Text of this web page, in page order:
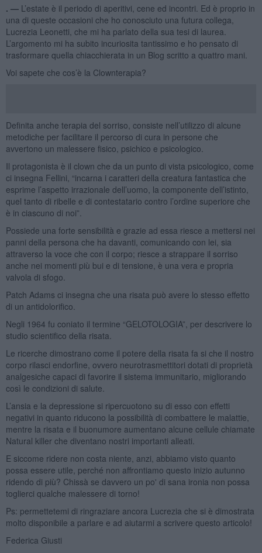
. — L’estate è il periodo di aperitivi, cene ed incontri. Ed è proprio in
una di queste occasioni che ho conosciuto una futura collega,
Lucrezia Leonetti, che mi ha parlato della sua tesi di laurea.
L’argomento mi ha subito incuriosita tantissimo e ho pensato di
trasformare quella chiacchierata in un Blog scritto a quattro mani.
Voi sapete che cos’è la Clownterapia?
Definita anche terapia del sorriso, consiste nell’utilizzo di alcune
metodiche per facilitare il percorso di cura in persone che
avvertono un malessere fisico, psichico e psicologico.
Il protagonista è il clown che da un punto di vista psicologico, come
ci insegna Fellini, “incarna i caratteri della creatura fantastica che
esprime l’aspetto irrazionale dell’uomo, la componente dell’istinto,
quel tanto di ribelle e di contestatario contro l’ordine superiore che
è in ciascuno di noi”.
Possiede una forte sensibilità e grazie ad essa riesce a mettersi nei
panni della persona che ha davanti, comunicando con lei, sia
attraverso la voce che con il corpo; riesce a strappare il sorriso
anche nei momenti più bui e di tensione, è una vera e propria
valvola di sfogo.
Patch Adams ci insegna che una risata può avere lo stesso effetto
di un antidolorifico.
Negli 1964 fu coniato il termine “GELOTOLOGIA”, per descrivere lo
studio scientifico della risata.
Le ricerche dimostrano come il potere della risata fa si che il nostro
corpo rilasci endorfine, ovvero neurotrasmettitori dotati di proprietà
analgesiche capaci di favorire il sistema immunitario, migliorando
così le condizioni di salute.
L’ansia e la depressione si ripercuotono su di esso con effetti
negativi in quanto riducono la possibilità di combattere le malattie,
mentre la risata e il buonumore aumentano alcune cellule chiamate
Natural killer che diventano nostri importanti alleati.
E siccome ridere non costa niente, anzi, abbiamo visto quanto
possa essere utile, perché non affrontiamo questo inizio autunno
ridendo di più? Chissà se davvero un po' di sana ironia non possa
toglierci qualche malessere di torno!
Ps: permettetemi di ringraziare ancora Lucrezia che si è dimostrata
molto disponibile a parlare e ad aiutarmi a scrivere questo articolo!
Federica Giusti